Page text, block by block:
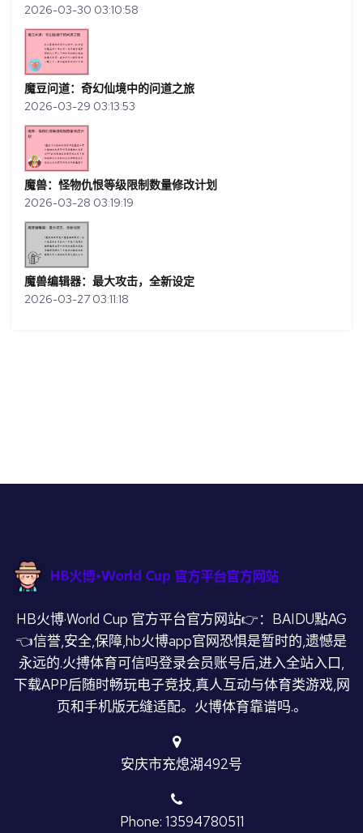
2026-03-30 03:10:58
魔豆问道：奇幻仙境中的问道之旅
2026-03-29 03:13:53
魔兽：怪物仇恨等级限制数量修改计划
2026-03-28 03:19:19
魔兽编辑器：最大攻击，全新设定
2026-03-27 03:11:18
HB火博·World Cup 官方平台官方网站👉：BAIDU點AG
👈信誉,安全,保障,hb火博app官网恐惧是暂时的,遗憾是
永远的.火搏体育可信吗登录会员账号后,进入全站入口,
下载APP后随时畅玩电子竞技,真人互动与体育类游戏,网
页和手机版无缝适配。火博体育靠谱吗.。
安庆市充熄湖492号
Phone: 13594780511